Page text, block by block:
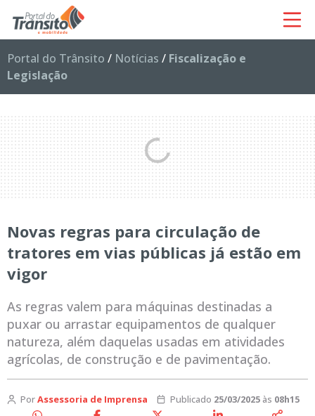
Portal do Trânsito / Notícias / Fiscalização e
Legislação
Novas regras para circulação de
tratores em vias públicas já estão em
vigor
As regras valem para máquinas destinadas a
puxar ou arrastar equipamentos de qualquer
natureza, além daquelas usadas em atividades
agrícolas, de construção e de pavimentação.
PorAssessoria de Imprensa Publicado 25/03/2025às 08h15